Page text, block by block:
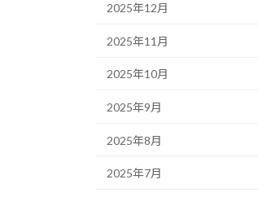
2025年12月
2025年11月
2025年10月
2025年9月
2025年8月
2025年7月